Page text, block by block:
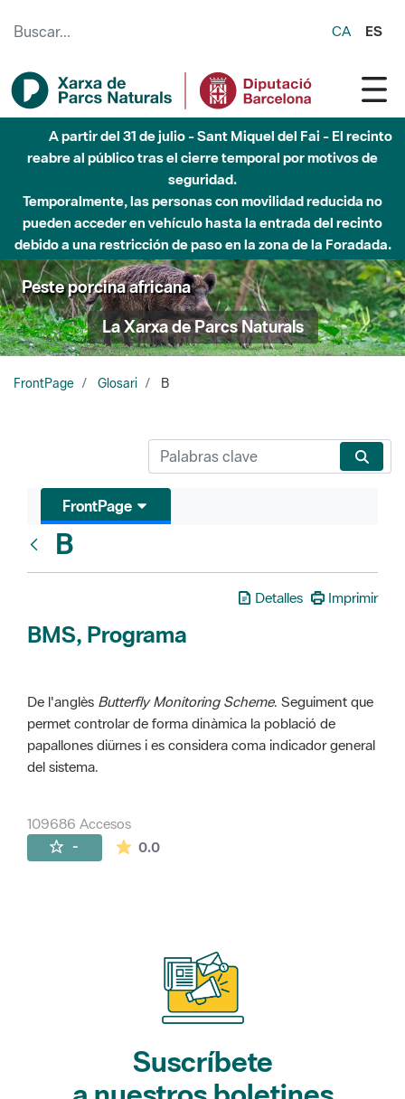
CA ES
A partir del 31 de julio - Sant Miquel del Fai - El recinto
reabre al público tras el cierre temporal por motivos de
seguridad.
Temporalmente, las personas con movilidad reducida no
pueden acceder en vehículo hasta la entrada del recinto
debido a una restricción de paso en la zona de la Foradada.
Peste porcina africana
La Xarxa de Parcs Naturals
FrontPage Glosari B
FrontPage
B
Detalles Imprimir
BMS, Programa
De l'anglès Butterfly Monitoring Scheme. Seguiment que
permet controlar de forma dinàmica la població de
papallones diürnes i es considera coma indicador general
del sistema.
109686 Accesos
- 0.0La valoración media es de 0 estrellas de
Suscríbete